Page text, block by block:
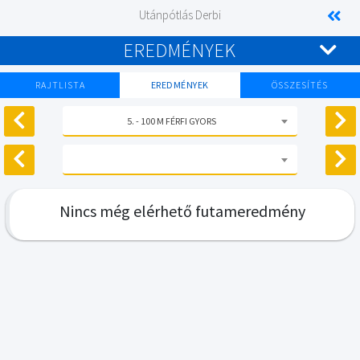
Utánpótlás Derbi
EREDMÉNYEK
RAJTLISTA EREDMÉNYEK ÖSSZESÍTÉS
5. - 100 M FÉRFI GYORS
Nincs még elérhető futameredmény